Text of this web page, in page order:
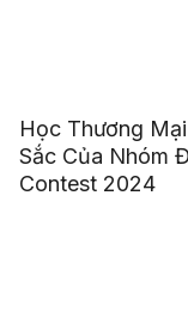
Học Thương
Sắc Của Nhóm
Contest 2024